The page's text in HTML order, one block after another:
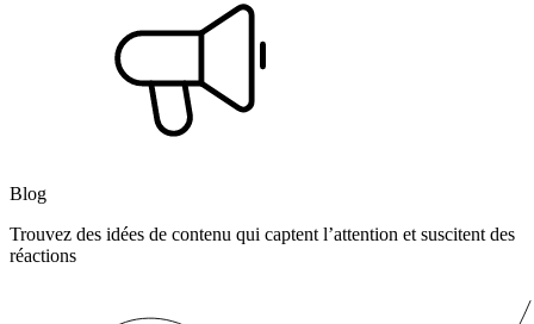
Blog
Trouvez des idées de contenu qui captent l’attention et suscitent des
réactions